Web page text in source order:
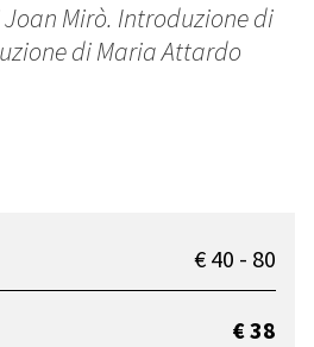
Mirò. Introduzione di
di Maria Attardo
€ 40 - 80
€ 38